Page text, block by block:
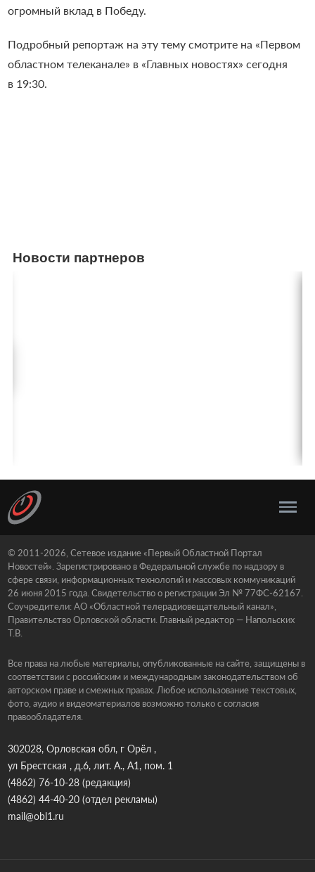
огромный вклад в Победу.
Подробный репортаж на эту тему смотрите на «Первом
областном телеканале» в «Главных новостях» сегодня
в 19:30.
Новости партнеров
© 2011-2026, Сетевое издание «Первый Областной Портал
Новостей». Зарегистрировано в Федеральной службе по надзору в
сфере связи, информационных технологий и массовых коммуникаций
26 июня 2015 года. Свидетельство о регистрации Эл № 77ФС-62167.
Соучредители: АО «Областной телерадиовещательный канал»,
Правительство Орловской области. Главный редактор — Напольских
Т.В.
Все права на любые материалы, опубликованные на сайте, защищены в
соответствии с российским и международным законодательством об
авторском праве и смежных правах. Любое использование текстовых,
фото, аудио и видеоматериалов возможно только с согласия
правообладателя.
302028, Орловская обл, г Орёл ,
ул Брестская , д.6, лит. А., А1, пом. 1
(4862) 76-10-28(редакция)
(4862) 44-40-20(отдел рекламы)
mail@obl1.ru